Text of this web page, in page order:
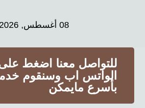
08 أغسطس, 2026
للتواصل معنا اضغط
الواتس اب وسنقوم
بأسرع مايمكن